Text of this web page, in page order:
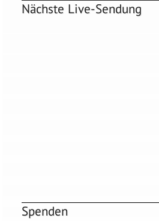
Nächste Live-Sendung
Spenden